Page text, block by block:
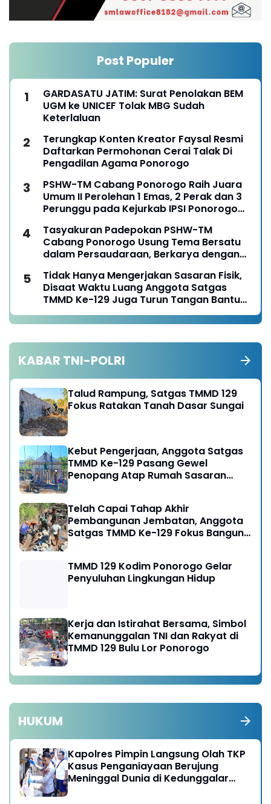
Post Populer
GARDASATU JATIM: Surat Penolakan BEM
UGM ke UNICEF Tolak MBG Sudah
Keterlaluan
Terungkap Konten Kreator Faysal Resmi
Daftarkan Permohonan Cerai Talak Di
Pengadilan Agama Ponorogo
PSHW-TM Cabang Ponorogo Raih Juara
Umum II Perolehan 1 Emas, 2 Perak dan 3
Perunggu pada Kejurkab IPSI Ponorogo
Tasyakuran Padepokan PSHW-TM
Cabang Ponorogo Usung Tema Bersatu
dalam Persaudaraan, Berkarya dengan
Tanggungjawab
Tidak Hanya Mengerjakan Sasaran Fisik,
Disaat Waktu Luang Anggota Satgas
TMMD Ke-129 Juga Turun Tangan Bantu
Warga Panen Jagung
KABAR TNI-POLRI
Talud Rampung, Satgas TMMD 129
Fokus Ratakan Tanah Dasar Sungai
Kebut Pengerjaan, Anggota Satgas
TMMD Ke-129 Pasang Gewel
Penopang Atap Rumah Sasaran
Telah Capai Tahap Akhir
Pembangunan Jembatan, Anggota
Satgas TMMD Ke-129 Fokus Bangun
TMMD 129 Kodim Ponorogo Gelar
Penyuluhan Lingkungan Hidup
Kerja dan Istirahat Bersama, Simbol
Kemanunggalan TNI dan Rakyat di
TMMD 129 Bulu Lor Ponorogo
HUKUM
Kapolres Pimpin Langsung Olah TKP
Kasus Penganiayaan Berujung
Meninggal Dunia di Kedunggalar